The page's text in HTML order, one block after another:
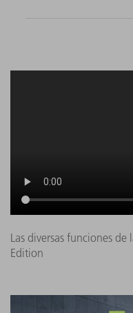
Las diversas funciones de
Edition